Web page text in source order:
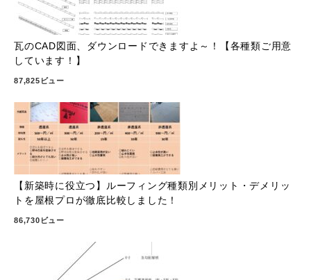
瓦のCAD図面、ダウンロードできますよ～！【各種類ご用意
しています！】
87,825ビュー
【新築時に役立つ】ルーフィング種類別メリット・デメリッ
トを屋根プロが徹底比較しました！
86,730ビュー